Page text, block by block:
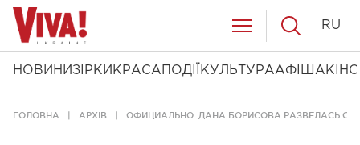
НОВИНИ ЗІРКИ КРАСА ПОДІЇ КУЛЬТУРААФІША КІНО
RU
ГОЛОВНА АРХІВ ОФИЦИАЛЬНО: ДАНА БОРИСОВА РАЗВЕЛАСЬ С